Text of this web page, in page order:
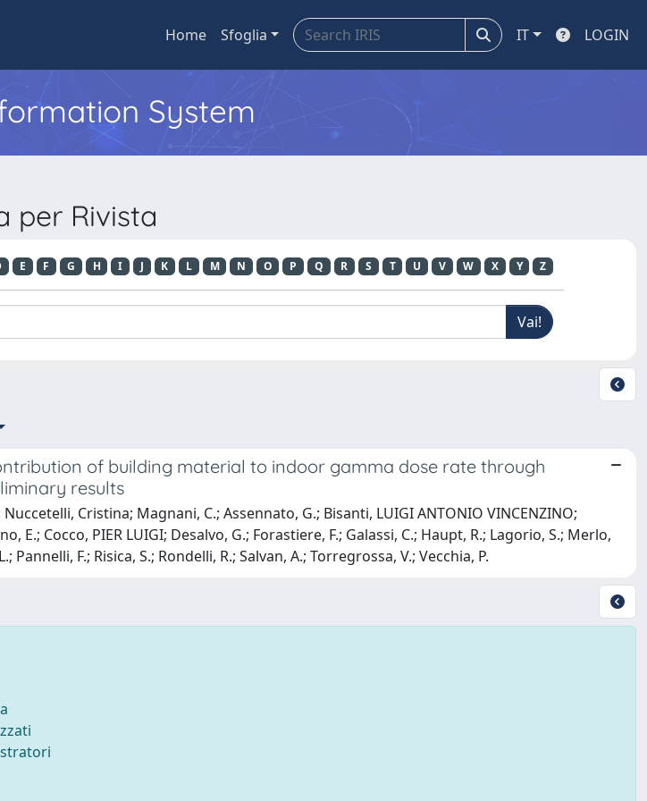
Home Sfoglia IT LOGIN
System
per Rivista
E F G H I J K L M N O P Q R S T U V W X Y Z
of building material to indoor gamma dose rate through
results
Cristina; Magnani, C.; Assennato, G.; Bisanti, LUIGI ANTONIO VINCENZINO;
E.; Cocco, PIER LUIGI; Desalvo, G.; Forastiere, F.; Galassi, C.; Haupt, R.; Lagorio, S.; Merlo,
Pannelli, F.; Risica, S.; Rondelli, R.; Salvan, A.; Torregrossa, V.; Vecchia, P.